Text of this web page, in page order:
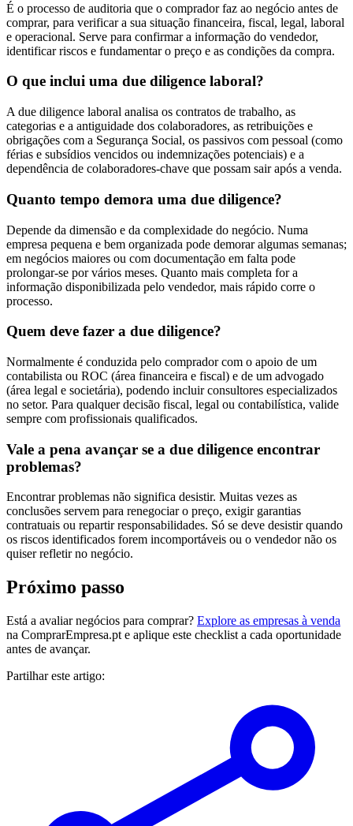
É o processo de auditoria que o comprador faz ao negócio antes de
comprar, para verificar a sua situação financeira, fiscal, legal, laboral
e operacional. Serve para confirmar a informação do vendedor,
identificar riscos e fundamentar o preço e as condições da compra.
O que inclui uma due diligence laboral?
A due diligence laboral analisa os contratos de trabalho, as
categorias e a antiguidade dos colaboradores, as retribuições e
obrigações com a Segurança Social, os passivos com pessoal (como
férias e subsídios vencidos ou indemnizações potenciais) e a
dependência de colaboradores-chave que possam sair após a venda.
Quanto tempo demora uma due diligence?
Depende da dimensão e da complexidade do negócio. Numa
empresa pequena e bem organizada pode demorar algumas semanas;
em negócios maiores ou com documentação em falta pode
prolongar-se por vários meses. Quanto mais completa for a
informação disponibilizada pelo vendedor, mais rápido corre o
processo.
Quem deve fazer a due diligence?
Normalmente é conduzida pelo comprador com o apoio de um
contabilista ou ROC (área financeira e fiscal) e de um advogado
(área legal e societária), podendo incluir consultores especializados
no setor. Para qualquer decisão fiscal, legal ou contabilística, valide
sempre com profissionais qualificados.
Vale a pena avançar se a due diligence encontrar
problemas?
Encontrar problemas não significa desistir. Muitas vezes as
conclusões servem para renegociar o preço, exigir garantias
contratuais ou repartir responsabilidades. Só se deve desistir quando
os riscos identificados forem incomportáveis ou o vendedor não os
quiser refletir no negócio.
Próximo passo
Está a avaliar negócios para comprar? Explore as empresas à venda
na ComprarEmpresa.pt e aplique este checklist a cada oportunidade
antes de avançar.
Partilhar este artigo: